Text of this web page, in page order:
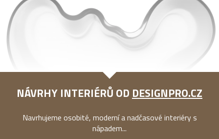
NÁVRHY INTERIÉRŮ OD DESIGNPRO.CZ
Navrhujeme osobité, moderní a nadčasové interiéry s
nápadem...